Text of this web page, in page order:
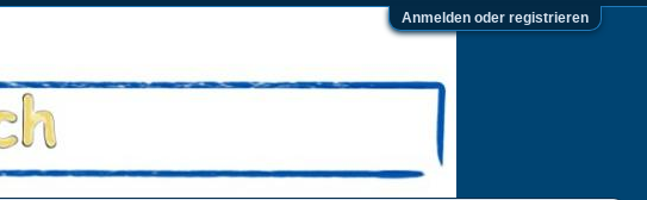
Anmelden oder registrieren